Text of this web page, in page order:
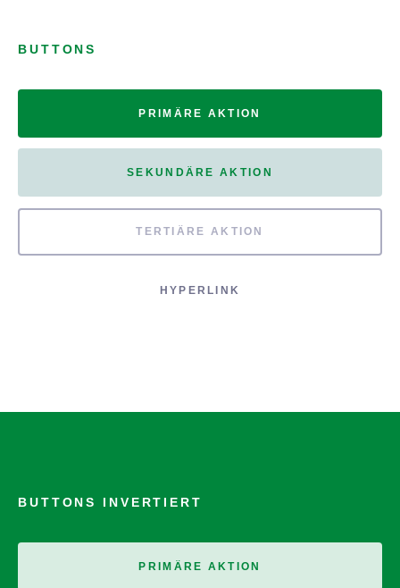
BUTTONS
PRIMÄRE AKTION
SEKUNDÄRE AKTION
TERTIÄRE AKTION
HYPERLINK
BUTTONS INVERTIERT
PRIMÄRE AKTION